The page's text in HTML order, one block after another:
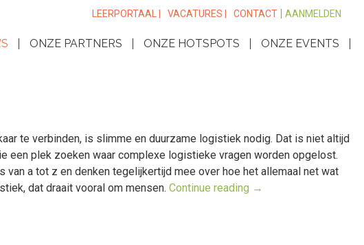
LEERPORTAAL | VACATURES | CONTACT AANMELDEN
ONZE PARTNERS ONZE HOTSPOTS ONZE EVENTS
te verbinden, is slimme en duurzame logistiek nodig. Dat is niet altijd
een plek zoeken waar complexe logistieke vragen worden opgelost.
a tot z en denken tegelijkertijd mee over hoe het allemaal net wat
dat draait vooral om mensen. Continue reading →